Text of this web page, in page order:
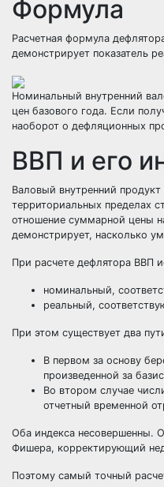
Формула
Расчетная формула
демонстрирует показатель
Номинальный внутренний
цен базового года. Если
наоборот о дефляционных
ВВП и его
Валовый внутренний
территориальных пределах
отношение суммарной цены
демонстрирует, насколько
При расчете дефлятора ВВП
номинальный,
реальный,
При этом существует два
В первом за основу
произведенной за
Во втором случае
отчетный временной
Оба индекса несовершенны.
Фишера, корректирующий
Поэтому самый точный